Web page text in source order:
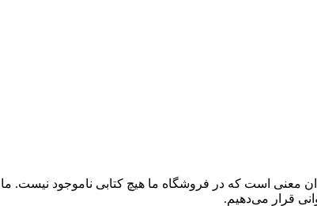
معنی است که در فروشگاه ما هیچ کتابی ناموجود نیست.
قرار می‌دهیم.